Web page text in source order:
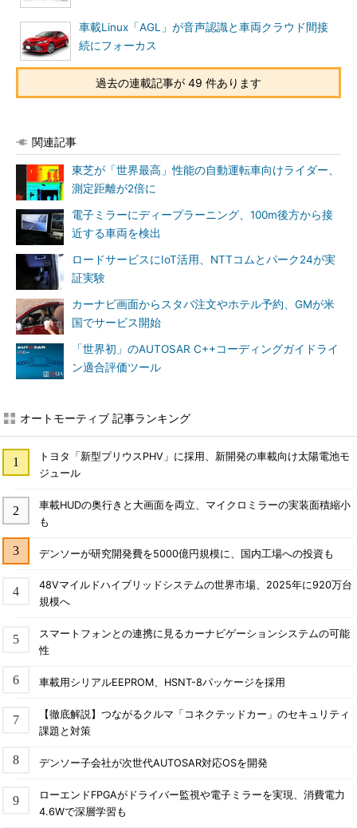
車載Linux「AGL」が音声認識と車両クラウド間接
続にフォーカス
過去の連載記事が 49 件あります
関連記事
東芝が「世界最高」性能の自動運転車向けライダー、
測定距離が2倍に
電子ミラーにディープラーニング、100m後方から接
近する車両を検出
ロードサービスにIoT活用、NTTコムとパーク24が実
証実験
カーナビ画面からスタバ注文やホテル予約、GMが米
国でサービス開始
「世界初」のAUTOSAR C++コーディングガイドライ
ン適合評価ツール
オートモーティブ 記事ランキング
トヨタ「新型プリウスPHV」に採用、新開発の車載向け太陽電池モ
ジュール
車載HUDの奥行きと大画面を両立、マイクロミラーの実装面積縮小
も
デンソーが研究開発費を5000億円規模に、国内工場への投資も
48Vマイルドハイブリッドシステムの世界市場、2025年に920万台
規模へ
スマートフォンとの連携に見るカーナビゲーションシステムの可能
性
車載用シリアルEEPROM、HSNT-8パッケージを採用
【徹底解説】つながるクルマ「コネクテッドカー」のセキュリティ
課題と対策
デンソー子会社が次世代AUTOSAR対応OSを開発
ローエンドFPGAがドライバー監視や電子ミラーを実現、消費電力
4.6Wで深層学習も